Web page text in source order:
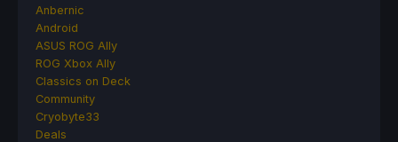
Anbernic
Android
ASUS ROG Ally
ROG Xbox Ally
Classics on Deck
Community
Cryobyte33
Deals